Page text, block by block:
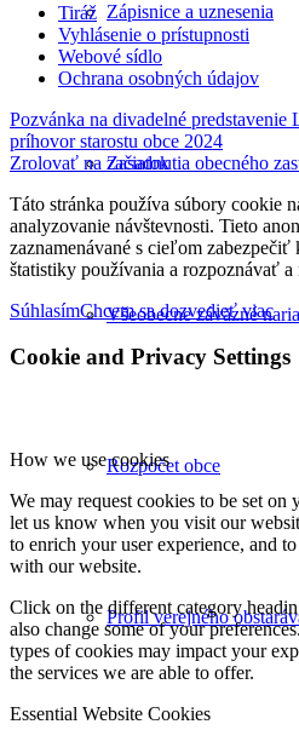
Zápisnice a uznesenia
Zasadnutia obecného
Všeobecne záväzné
Rozpočet obce
Profil verejného
Tiráž
Vyhlásenie o prístupnosti
Webové sídlo
Ochrana osobných údajov
Pozvánka na divadelné predstavenie
príhovor starostu obce 2024
Zrolovať na začiatok
Táto stránka používa súbory cookie
analyzovanie návštevnosti. Tieto
zaznamenávané s cieľom
štatistiky používania a rozpoznávať
SúhlasímChcem sa dozvedieť viac
Cookie and Privacy Settings
How we use cookies
We may request cookies to be set on
let us know when you visit our
to enrich your user experience, and
with our website.
Click on the different category
also change some of your
types of cookies may impact your
the services we are able to offer.
Essential Website Cookies